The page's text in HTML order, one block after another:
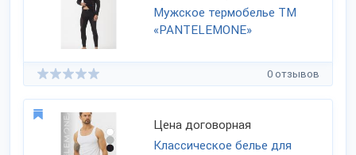
Мужское термобелье ТМ
«PANTELEMONE»
0 отзывов
Цена договорная
Классическое белье для